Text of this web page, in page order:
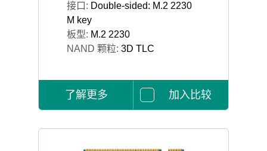
接口: Double-sided: M.2 2230
M key
板型: M.2 2230
NAND 颗粒: 3D TLC
了解更多 加入比较